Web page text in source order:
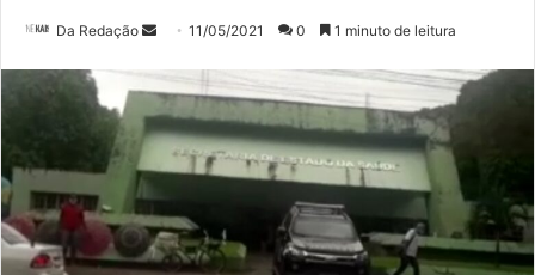
Da Redação
Mande
mail
11/05/2021 0 1 minuto de leitura